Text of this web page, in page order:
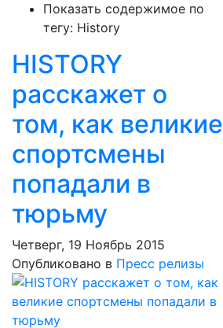
Показать содержимое по
тегу: History
HISTORY
расскажет о
том, как великие
спортсмены
попадали в
тюрьму
Четверг, 19 Ноябрь 2015
Опубликовано в Пресс релизы